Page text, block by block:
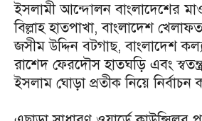
ইসলামী আন্দোলন বাংলাদেশের
বিল্লাহ হাতপাখা, বাংলাদেশ
জসীম উদ্দিন বটগাছ, বাংলাদেশ
রাশেদ ফেরদৌস হাতঘড়ি এবং
ইসলাম ঘোড়া প্রতীক নিয়ে নির্বাচন